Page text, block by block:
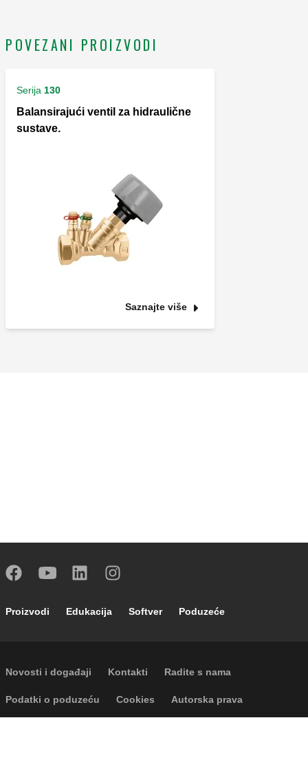
POVEZANI PROIZVODI
Serija 130
Balansirajući ventil za hidraulične
sustave.
Saznajte više
Footer main navigation
Proizvodi Edukacija Softver Poduzeće
Footer secondary navigation
Novosti i događaji Kontakti Radite s nama
Footer menu
Podatki o poduzeću Cookies Autorska prava